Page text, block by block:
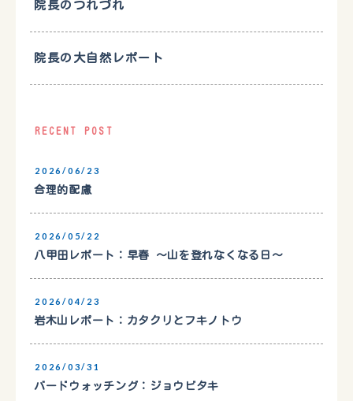
院長のつれづれ
院長の大自然レポート
RECENT POST
2026/06/23
合理的配慮
2026/05/22
八甲田レポート：早春 〜山を登れなくなる日〜
2026/04/23
岩木山レポート：カタクリとフキノトウ
2026/03/31
バードウォッチング：ジョウビタキ